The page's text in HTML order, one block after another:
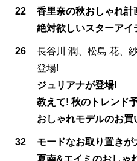
22
香里奈の秋おしゃれ計
絶対欲しいスターアイ
26
長谷川 潤、松島 花、
登場!
ジュリアナが登場!
教えて! 秋のトレンド予
おしゃれモデルのお買
32
モードなお取り置きが
夏南&エイミのおしゃ